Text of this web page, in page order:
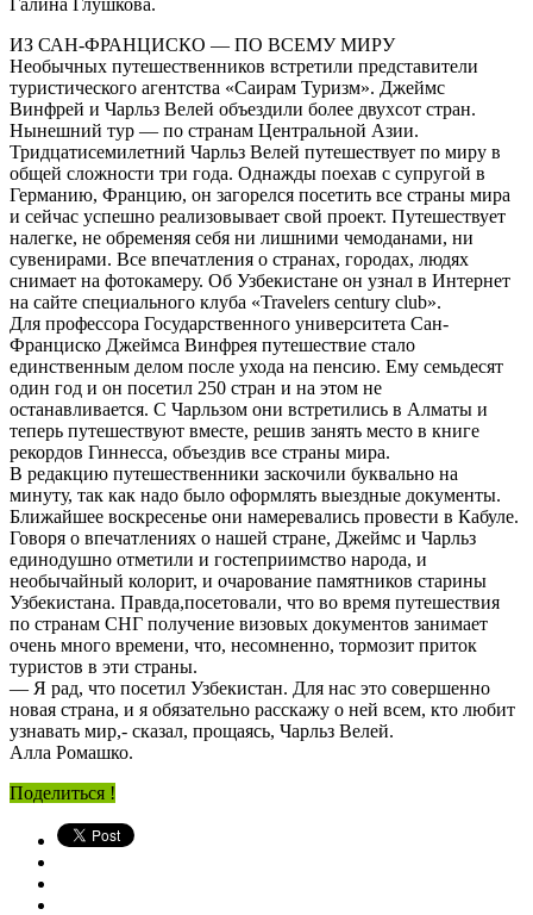
ИЗ САН-ФРАНЦИСКО — ПО ВСЕМУ МИРУ
Необычных путешественников встретили представители
туристического агентства «Саирам Туризм». Джеймс
Винфрей и Чарльз Велей объездили более двухсот стран.
Нынешний тур — по странам Центральной Азии.
Тридцатисемилетний Чарльз Велей путешествует по миру в
общей сложности три года. Однажды поехав с супругой в
Германию, Францию, он загорелся посетить все страны мира
и сейчас успешно реализовывает свой проект. Путешествует
налегке, не обременяя себя ни лишними чемоданами, ни
сувенирами. Все впечатления о странах, городах, людях
снимает на фотокамеру. Об Узбекистане он узнал в Интернет
на сайте специального клуба «Travelers century club».
Для профессора Государственного университета Сан-
Франциско Джеймса Винфрея путешествие стало
единственным делом после ухода на пенсию. Ему семьдесят
один год и он посетил 250 стран и на этом не
останавливается. С Чарльзом они встретились в Алматы и
теперь путешествуют вместе, решив занять место в книге
рекордов Гиннесса, объездив все страны мира.
В редакцию путешественники заскочили буквально на
минуту, так как надо было оформлять выездные документы.
Ближайшее воскресенье они намеревались провести в Кабуле.
Говоря о впечатлениях о нашей стране, Джеймс и Чарльз
единодушно отметили и гостеприимство народа, и
необычайный колорит, и очарование памятников старины
Узбекистана. Правда,посетовали, что во время путешествия
по странам СНГ получение визовых документов занимает
очень много времени, что, несомненно, тормозит приток
туристов в эти страны.
— Я рад, что посетил Узбекистан. Для нас это совершенно
новая страна, и я обязательно расскажу о ней всем, кто любит
узнавать мир,- сказал, прощаясь, Чарльз Велей.
Алла Ромашко.
Поделиться !